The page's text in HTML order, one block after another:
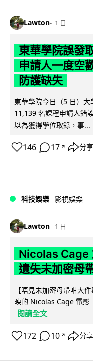
Lawton 1 日
東華學院誤發
申請人一度空
防護缺失
東華學院今日（5 日）
11,139 名課程申請人錯
以為獲得學位取錄，事...
146 17 ↗ 分享
科技娛樂 影視娛樂
Lawton 1 日
Nicolas Cage
遺失未加密母
【唔見未加密母帶咁大
映的 Nicolas Cage 電影
閱讀全文
172 10 ↗ 分享